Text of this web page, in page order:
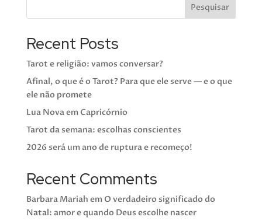
Pesquisar
Recent Posts
Tarot e religião: vamos conversar?
Afinal, o que é o Tarot? Para que ele serve — e o que
ele não promete
Lua Nova em Capricórnio
Tarot da semana: escolhas conscientes
2026 será um ano de ruptura e recomeço!
Recent Comments
Barbara Mariah em O verdadeiro significado do
Natal: amor e quando Deus escolhe nascer